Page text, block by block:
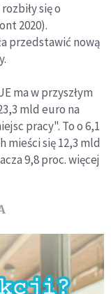
się o
2020).
przedstawić nową
ma w przyszłym
mld euro na
pracy". To o 6,1
mieści się 12,3 mld
9,8 proc. więcej